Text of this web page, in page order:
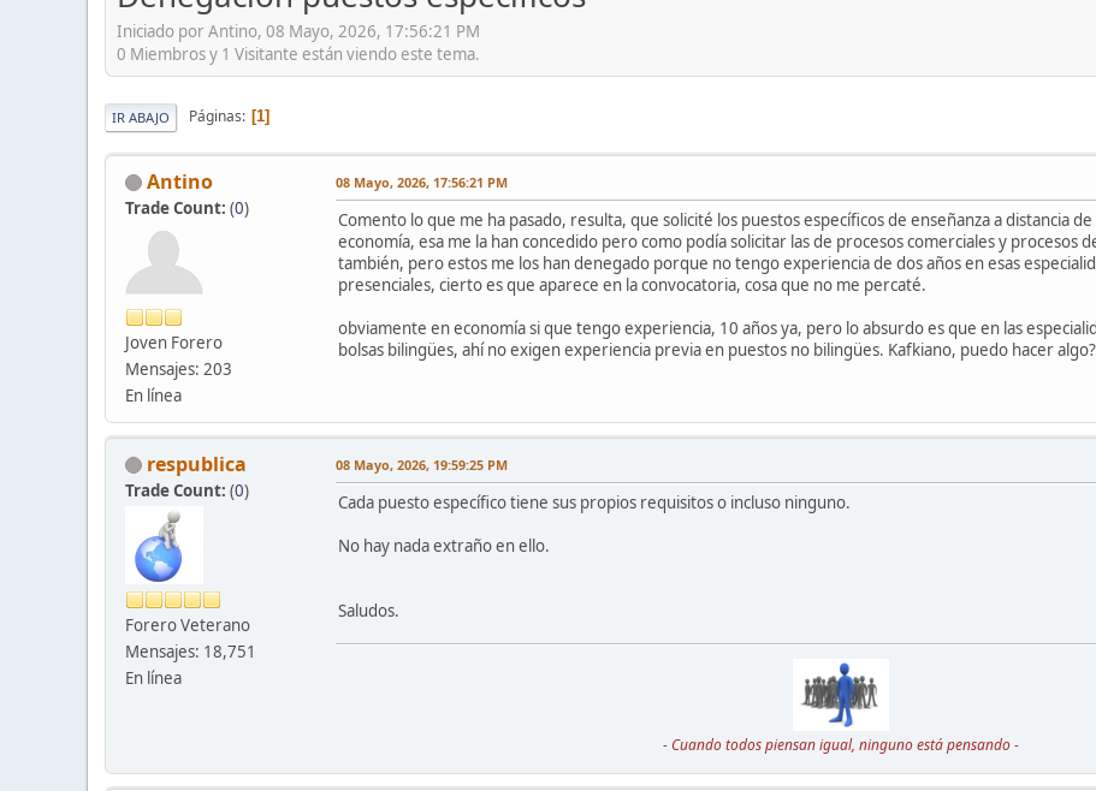
Iniciado por Antino, 08 Mayo, 2026, 17:56:21 PM
0 Miembros y 1 Visitante están viendo este tema.
IR ABAJO Páginas 1
Antino
Trade Count: (0)
Joven Forero
Mensajes: 203
En línea
08 Mayo, 2026, 17:56:21 PM
Comento lo que me ha pasado, resulta, que solicité los puestos específicos de enseñanza a distancia
economía, esa me la han concedido pero como podía solicitar las de procesos comerciales y procesos
también, pero estos me los han denegado porque no tengo experiencia de dos años en esas
presenciales, cierto es que aparece en la convocatoria, cosa que no me percaté.
obviamente en economía si que tengo experiencia, 10 años ya, pero lo absurdo es que en las
bolsas bilingües, ahí no exigen experiencia previa en puestos no bilingües. Kafkiano, puedo hacer
respublica
Trade Count: (0)
Forero Veterano
Mensajes: 18,751
En línea
08 Mayo, 2026, 19:59:25 PM
Cada puesto específico tiene sus propios requisitos o incluso ninguno.
No hay nada extraño en ello.
Saludos.
- Cuando todos piensan igual, ninguno está pensando -